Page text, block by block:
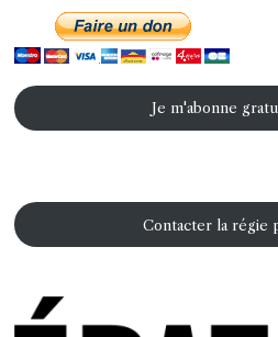
Je m'abonne
Contacter la régie